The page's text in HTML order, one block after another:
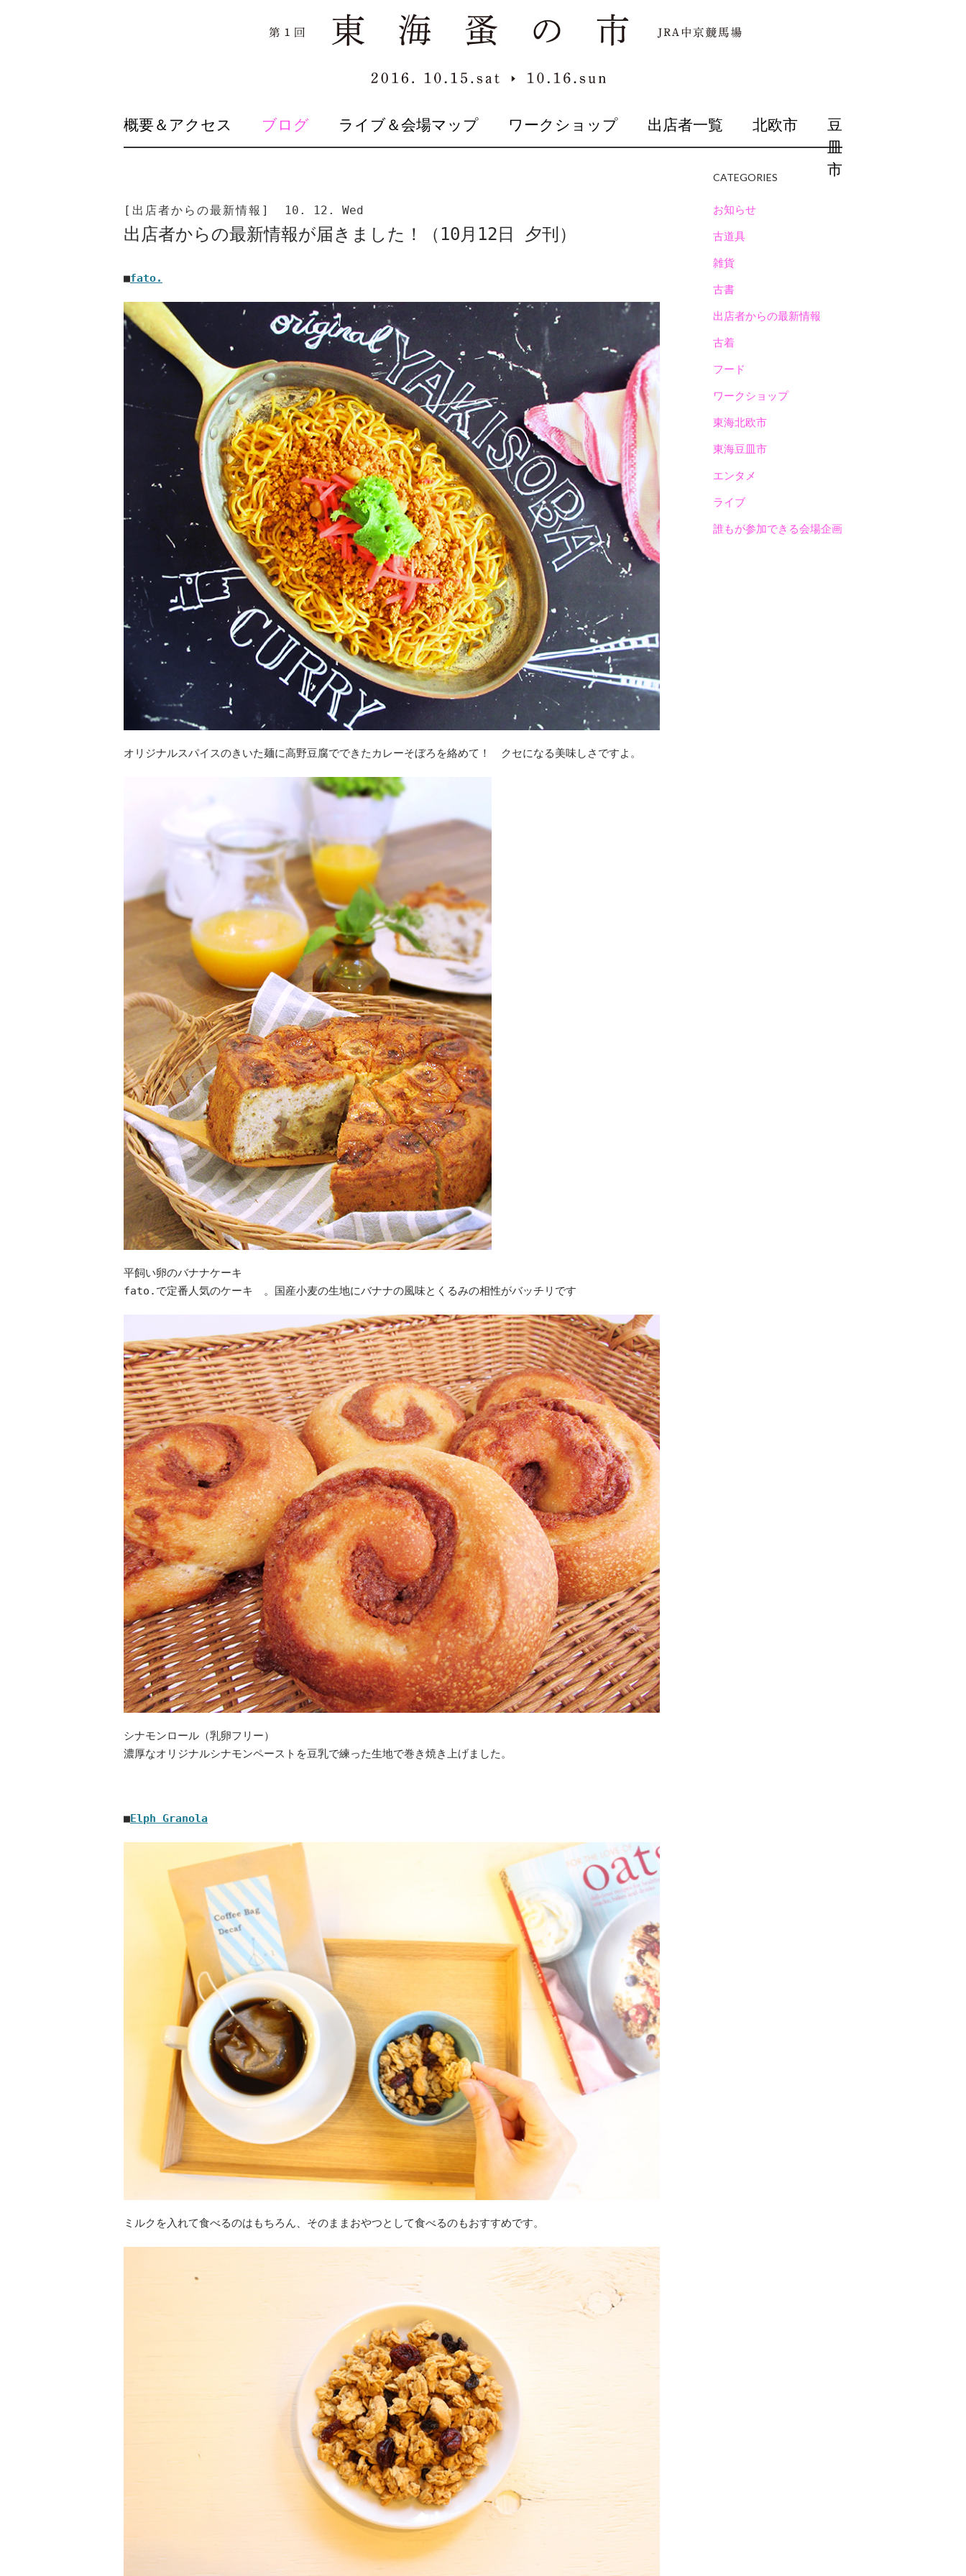
SKIP
TO
概要＆アクセス ブログ ライブ＆会場マップ ワークショップ 出店者一覧 北欧市
豆
皿
市
[出店者からの最新情報] 10. 12. Wed
出店者からの最新情報が届きました！（10月12日 夕刊）
■fato.
オリジナルスパイスのきいた麺に高野豆腐でできたカレーそぼろを絡めて！ クセになる美味しさですよ。
平飼い卵のバナナケーキ
fato.で定番人気のケーキ 。国産小麦の生地にバナナの風味とくるみの相性がバッチリです
シナモンロール（乳卵フリー）
濃厚なオリジナルシナモンペーストを豆乳で練った生地で巻き焼き上げました。
■Elph Granola
ミルクを入れて食べるのはもちろん、そのままおやつとして食べるのもおすすめです。
CATEGORIES
お知らせ
古道具
雑貨
古書
出店者からの最新情報
古着
フード
ワークショップ
東海北欧市
東海豆皿市
エンタメ
ライブ
誰もが参加できる会場企画